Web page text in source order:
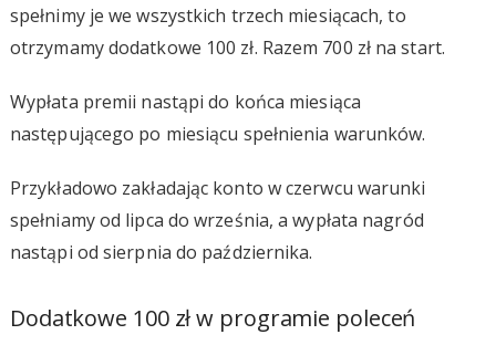
spełnimy je we wszystkich trzech miesiącach, to
otrzymamy dodatkowe 100 zł. Razem 700 zł na start.
Wypłata premii nastąpi do końca miesiąca
następującego po miesiącu spełnienia warunków.
Przykładowo zakładając konto w czerwcu warunki
spełniamy od lipca do września, a wypłata nagród
nastąpi od sierpnia do października.
Dodatkowe 100 zł w programie poleceń